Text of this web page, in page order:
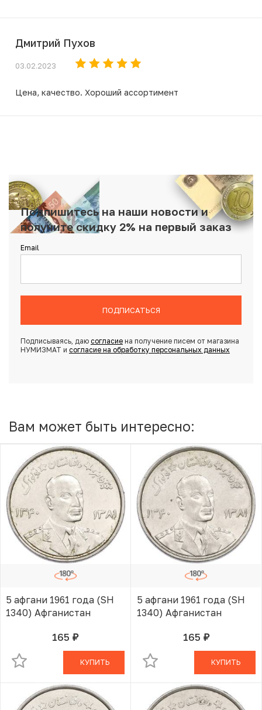
Дмитрий Пухов
03.02.2023
Цена, качество. Хороший ассортимент
Подпишитесь на наши новости и
получите скидку 2% на первый заказ
Email
ПОДПИСАТЬСЯ
Подписываясь, даю согласиена получение писем от магазина
НУМИЗМАТ и согласие на обработку персональных данных
Вам может быть интересно:
5 афгани 1961 года (SH
1340) Афганистан
165 руб.В КОРЗИНЕ
КУПИТЬ
5 афгани 1961 года (SH
1340) Афганистан
165 руб.В КОРЗИНЕ
КУПИТЬ